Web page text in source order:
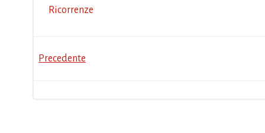
Ricorrenze
Post
Precedente